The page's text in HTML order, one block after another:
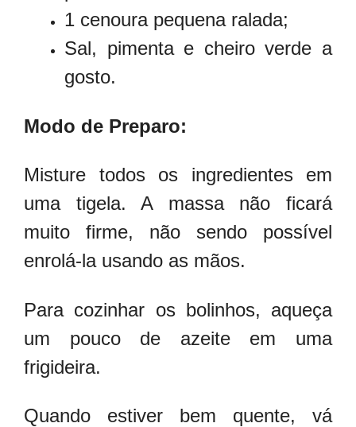
1 cenoura pequena ralada;
Sal, pimenta e cheiro verde a
gosto.
Modo de Preparo:
Misture todos os ingredientes em
uma tigela. A massa não ficará
muito firme, não sendo possível
enrolá-la usando as mãos.
Para cozinhar os bolinhos, aqueça
um pouco de azeite em uma
frigideira.
Quando estiver bem quente, vá